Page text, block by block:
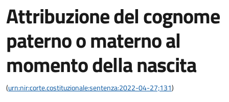
Attribuzione del cognome
paterno o materno al
momento della nascita
(urn:nir:corte.costituzionale:sentenza:2022-04-27;131)